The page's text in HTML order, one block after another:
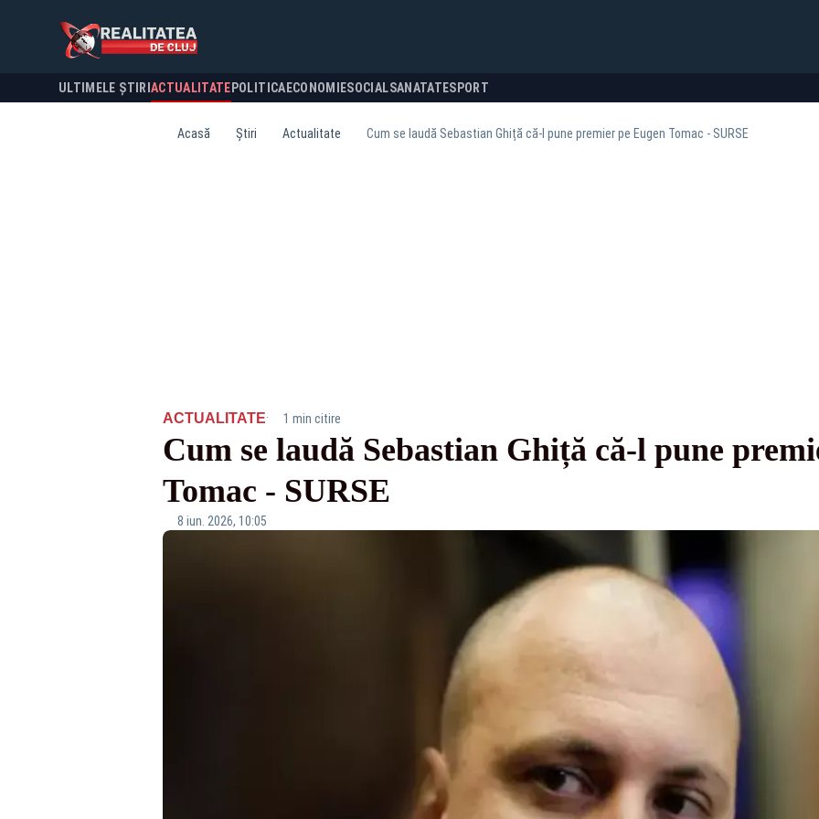
ULTIMELE ȘTIRI ACTUALITATE POLITICA ECONOMIESOCIALSANATATESPORT
Acasă Știri Actualitate Cum se laudă Sebastian Ghiță că-l pune premier pe Eugen Tomac - SURSE
ACTUALITATE· 1 min citire
Cum se laudă Sebastian Ghiță că-l pune
Tomac - SURSE
8 iun. 2026, 10:05